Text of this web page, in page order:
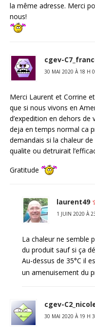
la même adresse. Merci
nous!
cgev-
30 MAI 2020 À 18 H
Merci Laurent et Corrine
que si nous vivons en
d’expedition en dehors de
deja en temps normal ca
demandais si la chaleur
qualite ou detruirait
Gratitude
laurent49
1 JUIN 2020 À
La chaleur ne semble
du produit sauf si ça
Au-dessus de 35°C il
un amenuisement du
cgev-
30 MAI 2020 À 19 H